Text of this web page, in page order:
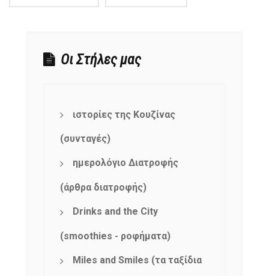
Οι Στήλες μας
ιστορίες της Κουζίνας
(συνταγές)
ημερολόγιο Διατροφής
(άρθρα διατροφής)
Drinks and the City
(smoothies - ροφήματα)
Miles and Smiles (τα ταξίδια